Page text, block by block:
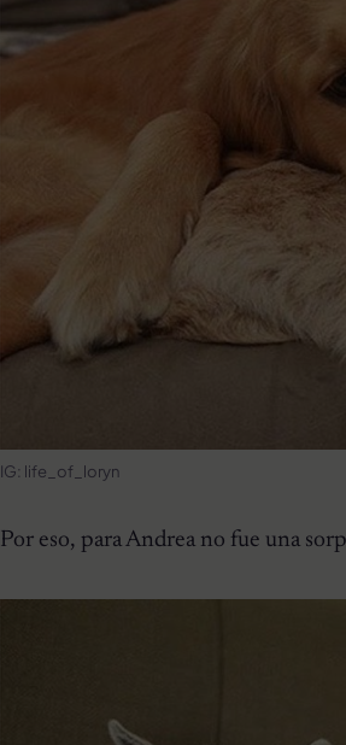
IG: life_of_loryn
Por eso, para Andrea no fue una